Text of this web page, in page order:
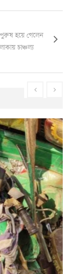
পুরুষ হয়ে গেলেন
চাঞ্চল্য